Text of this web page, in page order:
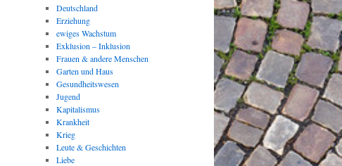
Deutschland
Erziehung
ewiges Wachstum
Exklusion – Inklusion
Frauen & andere Menschen
Garten und Haus
Gesundheitswesen
Jugend
Kapitalismus
Krankheit
Krieg
Leute & Geschichten
Liebe